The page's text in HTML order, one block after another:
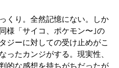
くり。全然記憶にない。しか
様「サイコ、ポケモン〜｣の
ジーに対しての受け止めがこ
ったカンジがする。現実性、
的な感想を持ちがちだったが